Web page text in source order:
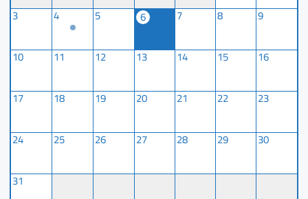
3 4 5 6 7 8 9
10 11 12 13 14 15 16
17 18 19 20 21 22 23
24 25 26 27 28 29 30
31